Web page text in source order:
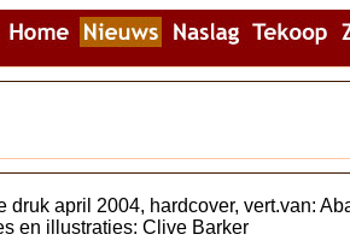
april 2004, hardcover, vert.van:
en illustraties: Clive Barker